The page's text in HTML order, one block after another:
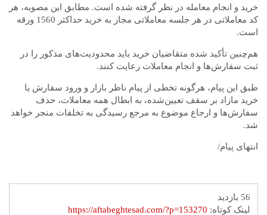
خرید و انجام معامله در نظر گرفته شده است. مطابق این مصوبه، هر
کد معاملاتی در هر جلسه معاملاتی مجاز به خرید حداکثر 1560 ورقه
است.
هم‌چنین تأکید شده متقاضیان خرید باید محدودیت‌های مذکور را در
ثبت سفارش‌ها و انجام معاملات رعایت کنند.
طبق این پیام، هرگونه تخطی از پیام ناظر بازار و ورود سفارش یا
خرید مازاد بر سقف تعیین‌شده، به ابطال همه معاملات، حذف
سفارش‌ها و ارجاع موضوع به مرجع رسیدگی به تخلفات منجر خواهد
شد.
انتهای پیام/
56 بازدید
لینک کوتاه:https://aftabeghtesad.com/?p=153270